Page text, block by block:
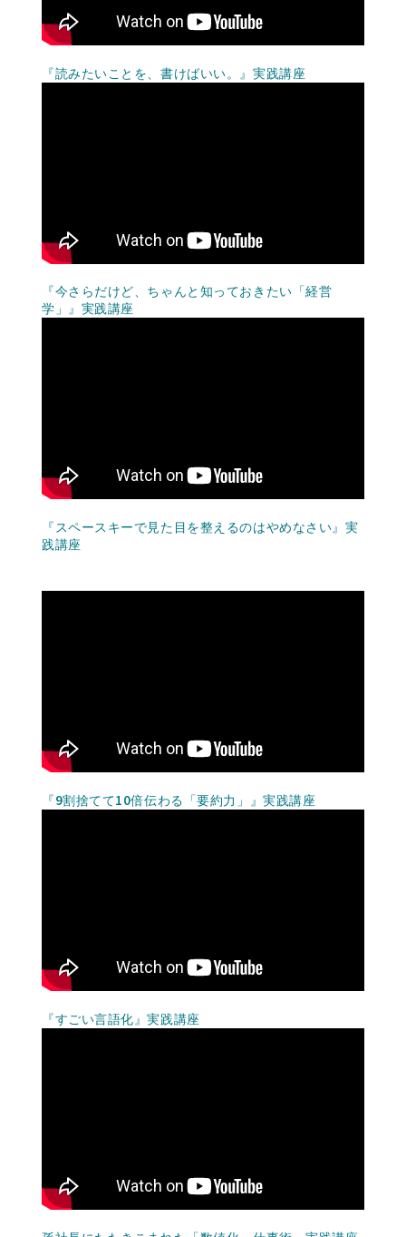
『読みたいことを、書けばいい。』実践講座
『今さらだけど、ちゃんと知っておきたい「経営
学」』実践講座
『スペースキーで見た目を整えるのはやめなさい』実
践講座
『9割捨てて10倍伝わる「要約力」』実践講座
『すごい言語化』実践講座